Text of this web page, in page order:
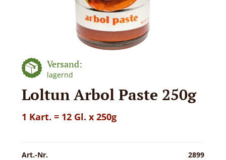
Versand:
lagernd
Loltun Arbol Paste 250g
1 Kart. = 12 Gl. x 250g
Art.-Nr. 2899